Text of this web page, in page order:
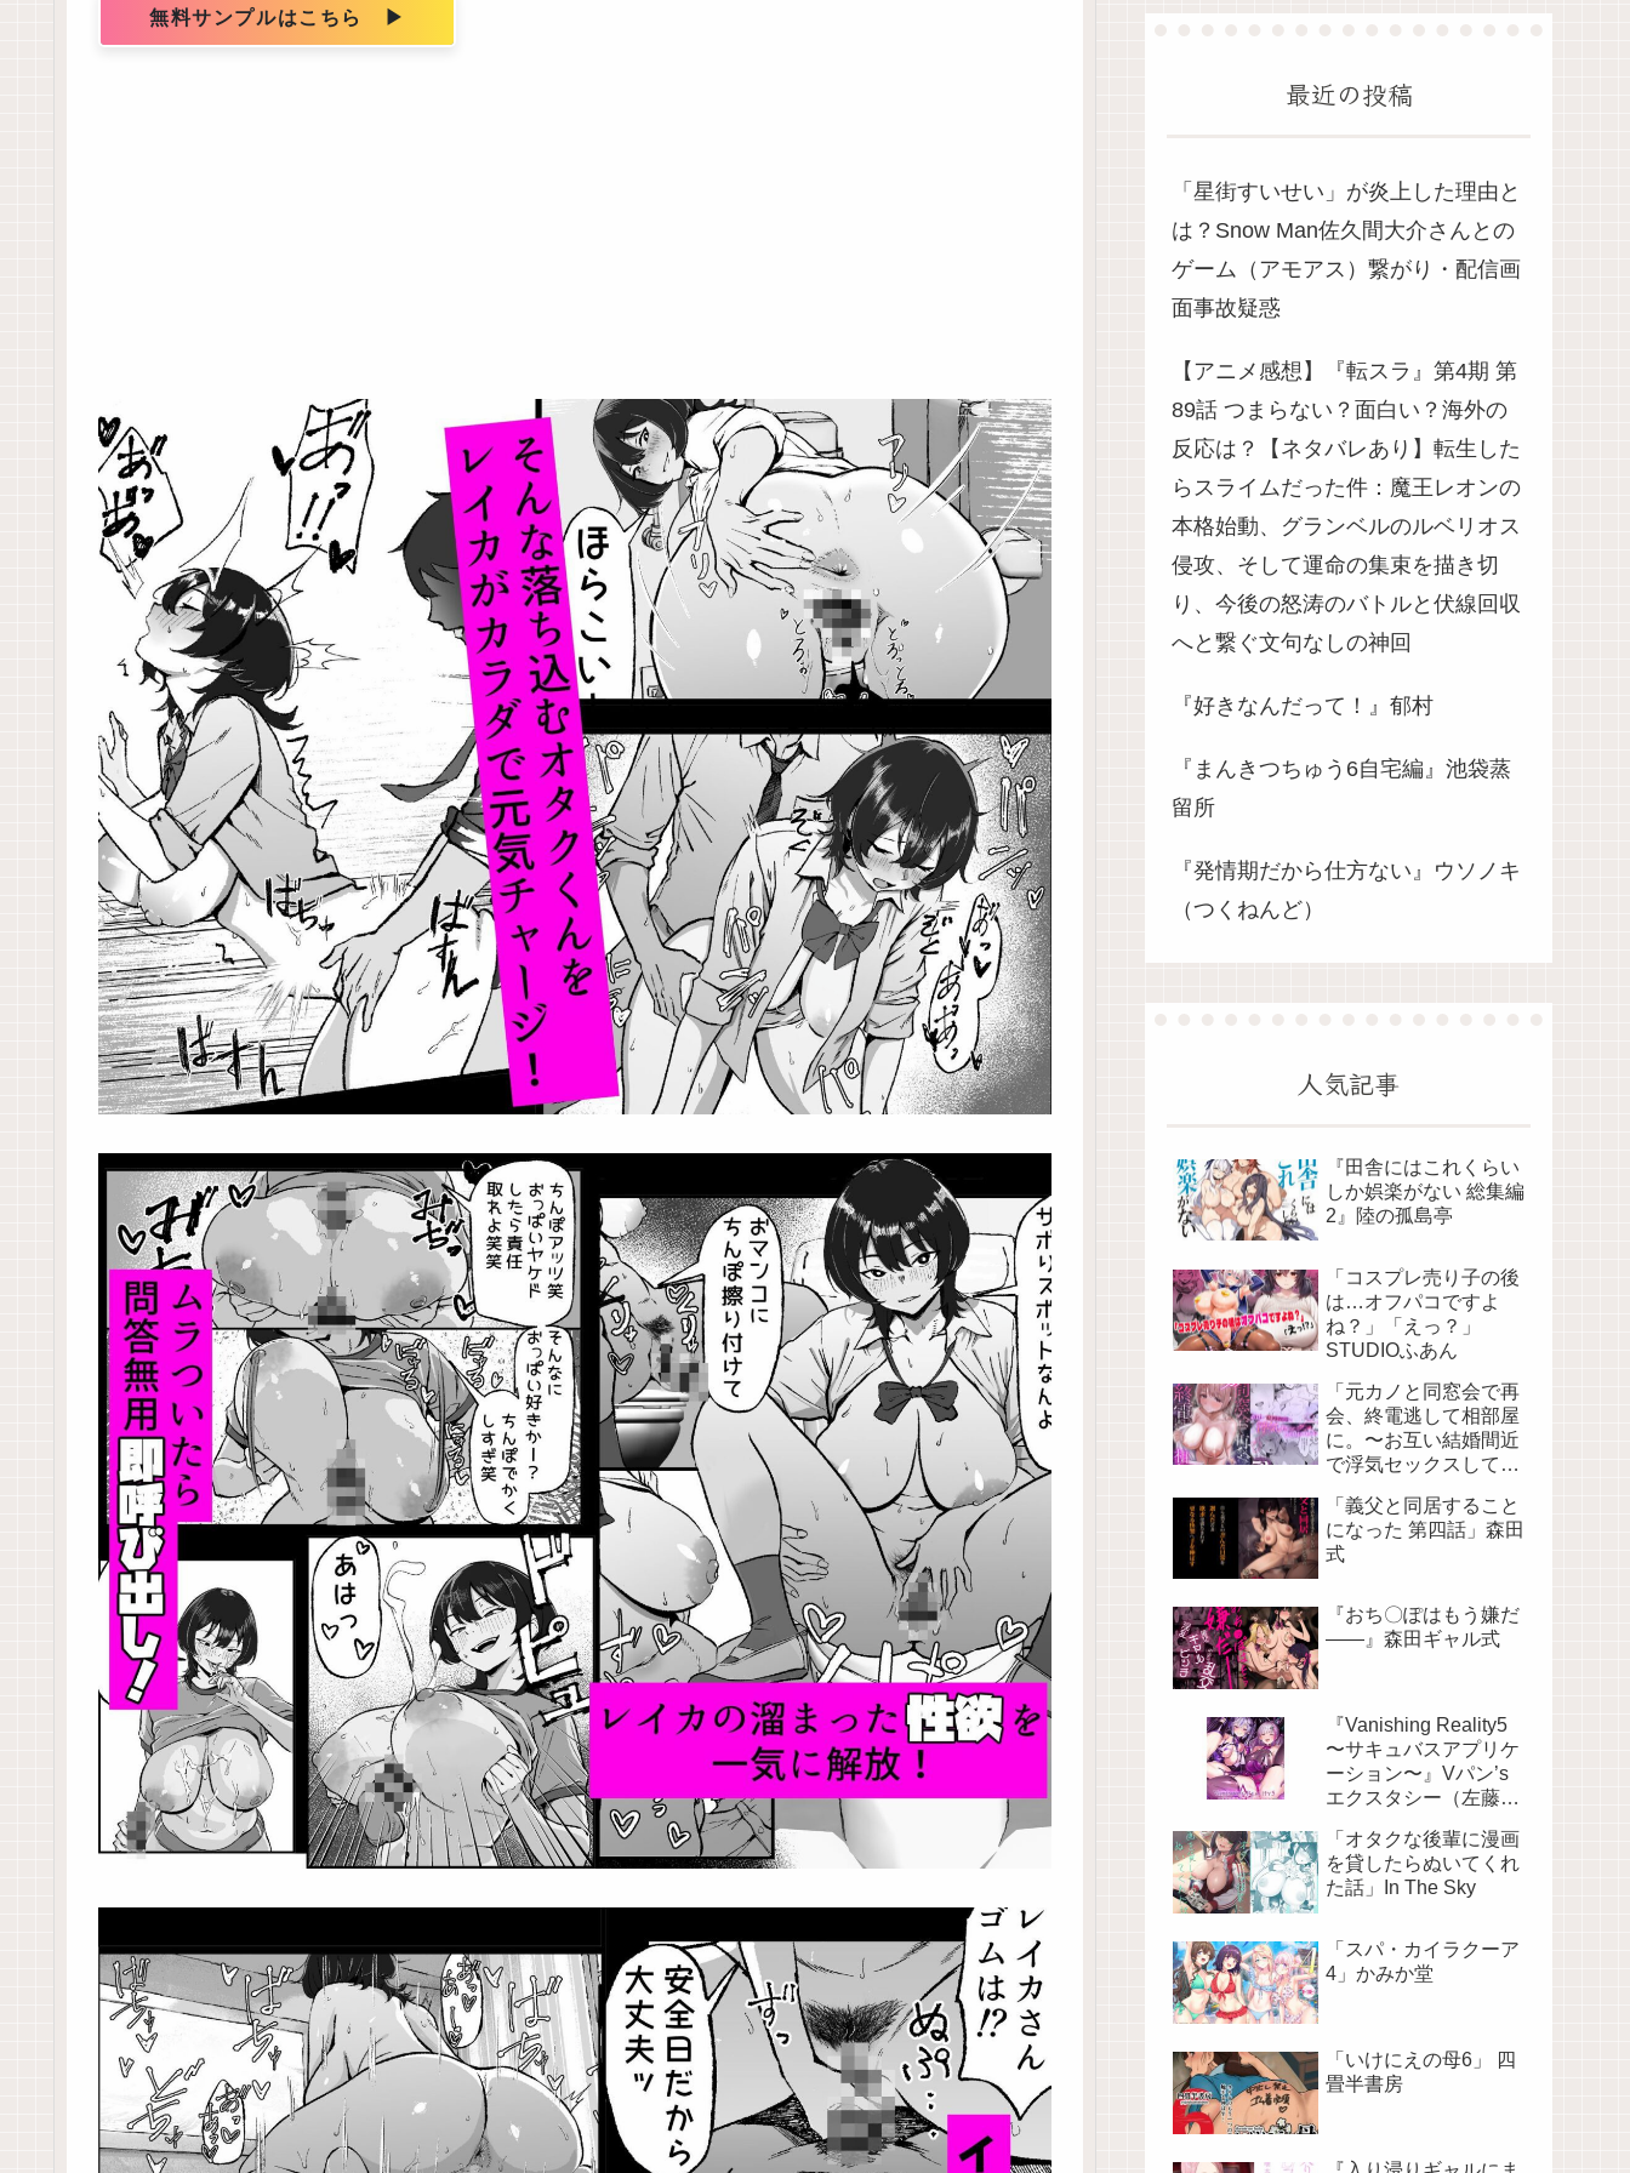
無料サンプルはこちら ▶
最近の投稿
「星街すいせい」が炎上した理由と
は？Snow Man佐久間大介さんとの
ゲーム（アモアス）繋がり・配信画
面事故疑惑
【アニメ感想】『転スラ』第4期 第
89話 つまらない？面白い？海外の
反応は？【ネタバレあり】転生した
らスライムだった件：魔王レオンの
本格始動、グランベルのルベリオス
侵攻、そして運命の集束を描き切
り、今後の怒涛のバトルと伏線回収
へと繋ぐ文句なしの神回
『好きなんだって！』郁村
『まんきつちゅう6自宅編』池袋蒸
留所
『発情期だから仕方ない』ウソノキ
（つくねんど）
人気記事
『田舎にはこれくらい
しか娯楽がない 総集編
2』陸の孤島亭
「コスプレ売り子の後
は…オフパコですよ
ね？」「えっ？」
STUDIOふあん
「元カノと同窓会で再
会、終電逃して相部屋
に。〜お互い結婚間近
で浮気セックスしてし
プリン
「義父と同居すること
になった 第四話」森田
式
『おち〇ぽはもう嫌だ
――』森田ギャル式
『Vanishing Reality5
〜サキュバスアプリケ
ーション〜』Vパン’s
エクスタシー（左藤空
「オタクな後輩に漫画
を貸したらぬいてくれ
た話」In The Sky
「スパ・カイラクーア
4」かみか堂
「いけにえの母6」 四
畳半書房